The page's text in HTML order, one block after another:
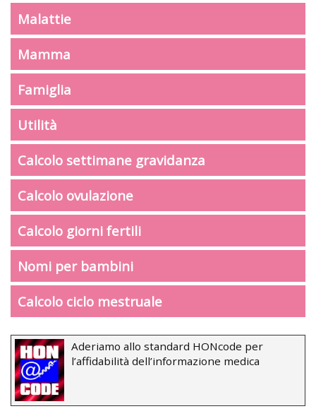
Malattie
Mamma
Famiglia
Utilità
Calcolo settimane gravidanza
Calcolo ovulazione
Calcolo giorni fertili
Nomi per bambini
Calcolo ciclo mestruale
Aderiamo allo standard HONcode per
l’affidabilità dell’informazione medica